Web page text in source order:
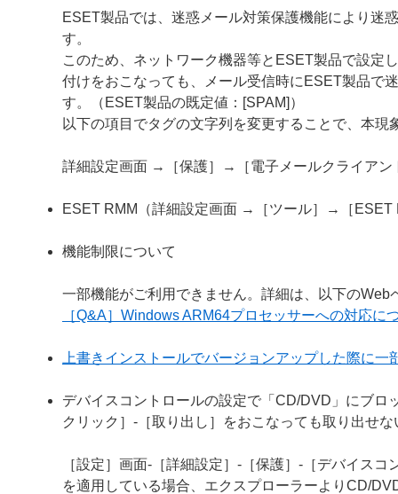
ESET製品では、迷惑メール対策保護機能により迷
す。
このため、ネットワーク機器等とESET製品で設定
付けをおこなっても、メール受信時にESET製品で
す。（ESET製品の既定値：[SPAM]）
以下の項目でタグの文字列を変更することで、本現
詳細設定画面 →［保護］→［電子メールクライア
ESET RMM（詳細設定画面 →［ツール］→［ESET
機能制限について
一部機能がご利用できません。詳細は、以下の
［Q&A］Windows ARM64プロセッサーへの対応に
上書きインストールでバージョンアップした際に一
デバイスコントロールの設定で「CD/DVD」にブ
クリック］-［取り出し］をおこなっても取り出せな
［設定］画面-［詳細設定］-［保護］-［デバイス
を適用している場合、エクスプローラーよりCD/